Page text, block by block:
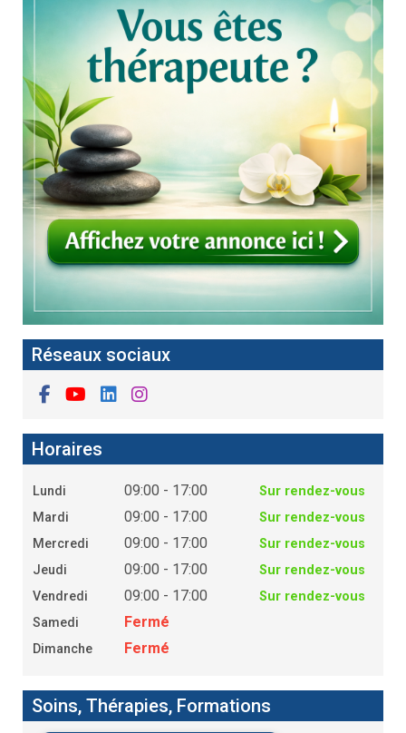
Réseaux sociaux
Horaires
Lundi 09:00 - 17:00
Sur rendez-vous
Mardi
09:00 - 17:00
Sur rendez-vous
Mercredi
09:00 - 17:00
Sur rendez-vous
Jeudi
09:00 - 17:00
Sur rendez-vous
Vendredi
09:00 - 17:00
Sur rendez-vous
Samedi
Fermé
Dimanche Fermé
Soins, Thérapies, Formations